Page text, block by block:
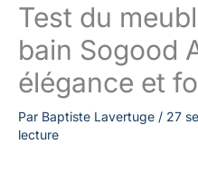
Test du
bain Sogood
élégance et
Par Baptiste Lavertuge / 27
lecture